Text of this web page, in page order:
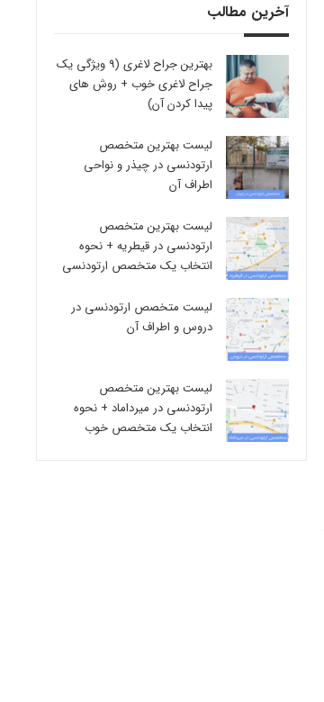
آخرین مطالب
بهترین جراح لاغری (9 ویژگی یک
جراح لاغری خوب + روش های
پیدا کردن آن)
لیست بهترین متخصص
ارتودنسی در چیذر و نواحی
اطراف آن
لیست بهترین متخصص
ارتودنسی در قیطریه + نحوه
انتخاب یک متخصص ارتودنسی
لیست متخصص ارتودنسی در
دروس و اطراف آن
لیست بهترین متخصص
ارتودنسی در میرداماد + نحوه
انتخاب یک متخصص خوب